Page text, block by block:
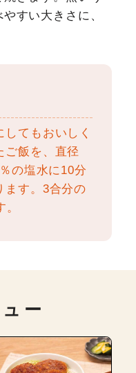
すい大きさに、
てもおいしく
ご飯を、直径
の塩水に10分
ます。3合分の
ー